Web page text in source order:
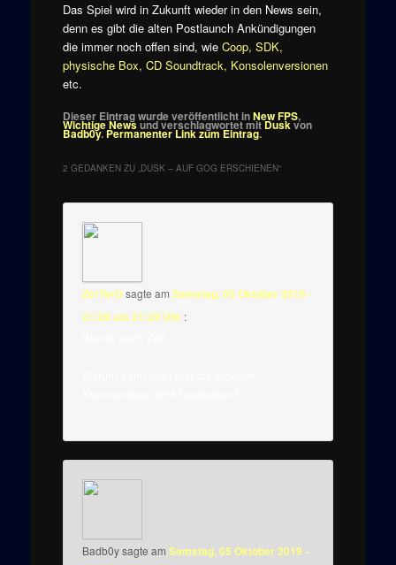
Das Spiel wird in Zukunft wieder in den News sein,
denn es gibt die alten Postlaunch Ankündigungen
die immer noch offen sind, wie Coop, SDK,
physische Box, CD Soundtrack, Konsolenversionen
etc.
Dieser Eintrag wurde veröffentlicht inNew FPS,
Wichtige Newsund verschlagwortet mitDuskvon
Badb0y.Permanenter Link zum Eintrag.
2 GEDANKEN ZU „DUSK – AUF GOG ERSCHIENEN“
ZerTerOsagte am Samstag, 05 Oktober 2019 -
21:29 um 21:29 Uhr :
Badb0ysagte am Samstag, 05 Oktober 2019 -